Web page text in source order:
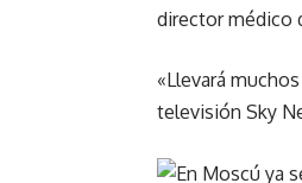
director médico
«Llevará
televisión Sky